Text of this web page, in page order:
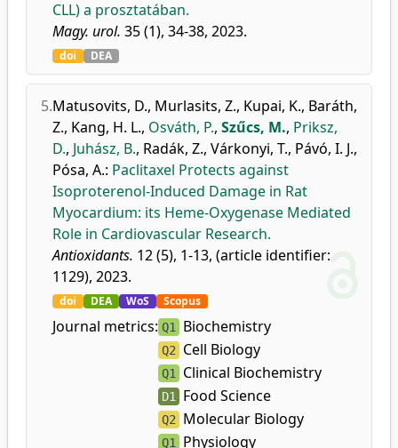
CLL) a prosztatában.
Magy. urol. 35 (1), 34-38, 2023.
doi DEA
5.Matusovits, D., Murlasits, Z., Kupai, K., Baráth,
Z., Kang, H. L., Osváth, P., Szűcs, M., Priksz,
D., Juhász, B., Radák, Z., Várkonyi, T., Pávó, I. J.,
Pósa, A.: Paclitaxel Protects against
Isoproterenol-Induced Damage in Rat
Myocardium: its Heme-Oxygenase Mediated
Role in Cardiovascular Research.
Antioxidants. 12 (5), 1-13, (article identifier:
1129), 2023.
doi DEA WoS Scopus
Journal metrics: Q1 Biochemistry
Q2 Cell Biology
Q1 Clinical Biochemistry
D1 Food Science
Q2 Molecular Biology
Q1 Physiology